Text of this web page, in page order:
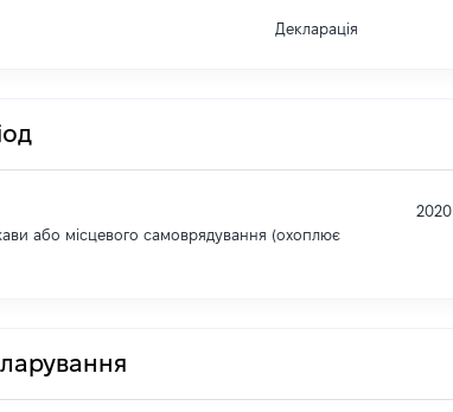
Декларація
або місцевого самоврядування (охоплює
2020